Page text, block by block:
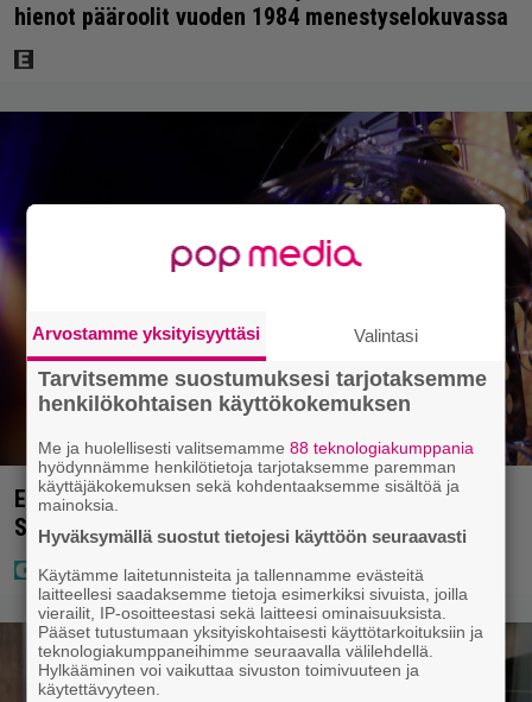
hienot pääroolit vuoden 1984 menestyselokuvassa
Eurojackpotissa poksahti 32,7 miljoonaa, ja tänne
Suomen isoin voitto meni
Arvostamme yksityisyyttäsi Valintasi
Tarvitsemme suostumuksesi tarjotaksemme
henkilökohtaisen käyttökokemuksen
Me ja huolellisesti valitsemamme88 teknologiakumppania
hyödynnämme henkilötietoja tarjotaksemme paremman
käyttäjäkokemuksen sekä kohdentaaksemme sisältöä ja
mainoksia.
Hyväksymällä suostut tietojesi käyttöön seuraavasti
Käytämme laitetunnisteita ja tallennamme evästeitä
laitteellesi saadaksemme tietoja esimerkiksi sivuista, joilla
vierailit, IP-osoitteestasi sekä laitteesi ominaisuuksista.
Pääset tutustumaan yksityiskohtaisesti käyttötarkoituksiin ja
teknologiakumppaneihimme seuraavalla välilehdellä.
Hylkääminen voi vaikuttaa sivuston toimivuuteen ja
käytettävyyteen.